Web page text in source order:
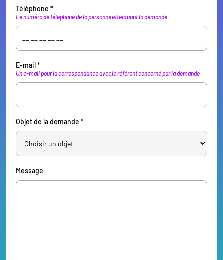
Téléphone *
Le numéro de téléphone de la personne effectuant la demande
E-mail *
Un e-mail pour la correspondance avec le référent concerné par la demande
Objet de la demande *
Message